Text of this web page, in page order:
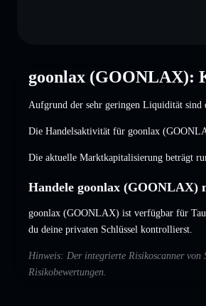
goonlax (GOONLAX):
Aufgrund der sehr geringen Liquidität sind
Die Handelsaktivität für goonlax
Die aktuelle Marktkapitalisierung beträgt
Handele goonlax (GOONLAX)
goonlax (GOONLAX) ist verfügbar für
du deine privaten Schlüssel kontrollierst.
Hinweis: Der integrierte Risikoscanner von
Risikobewertungen.